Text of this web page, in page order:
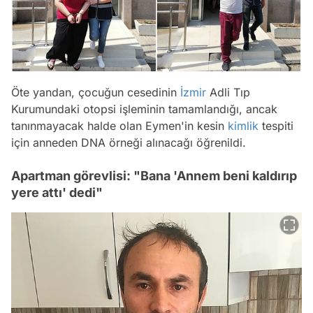
Öte yandan, çocuğun cesedinin İzmir Adli Tıp
Kurumundaki otopsi işleminin tamamlandığı, ancak
tanınmayacak halde olan Eymen'in kesin kimlik tespiti
için anneden DNA örneği alınacağı öğrenildi.
Apartman görevlisi: "Bana 'Annem beni kaldırıp
yere attı' dedi"